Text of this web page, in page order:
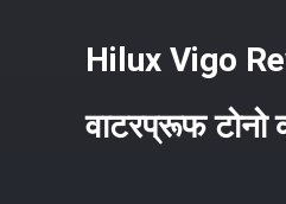
Hilux Vigo
वाटरप्रूफ टोनो